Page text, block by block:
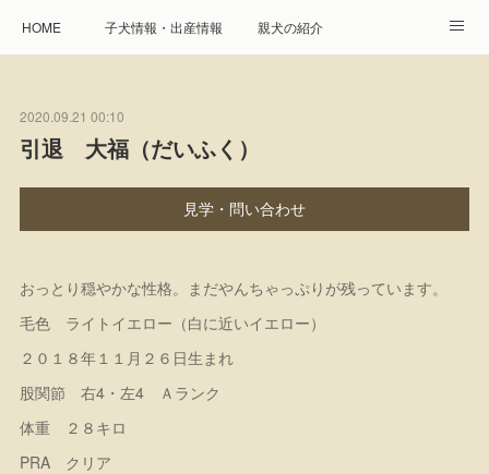
HOME 子犬情報・出産情報 親犬の紹介
遺伝疾患への取り組み
プレジール親睦会 特定商取引に基づく表記
2020.09.21 00:10
引退 大福（だいふく）
見学・問い合わせ
おっとり穏やかな性格。まだやんちゃっぷりが残っています。
毛色 ライトイエロー（白に近いイエロー）
２０１８年１１月２６日生まれ
股関節 右4・左4 Ａランク
体重 ２８キロ
PRA クリア